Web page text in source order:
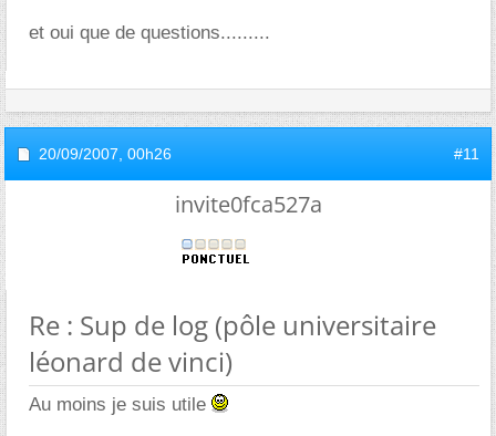
et oui que de questions.........
20/09/2007, 00h26 #11
invite0fca527a
Re : Sup de log (pôle universitaire
léonard de vinci)
Au moins je suis utile